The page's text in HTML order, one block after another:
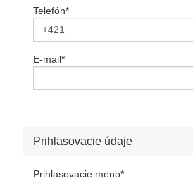
Telefón*
E-mail*
Prihlasovacie údaje
Prihlasovacie meno*